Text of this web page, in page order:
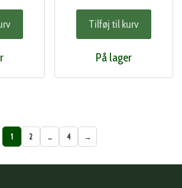
Tilføj til kurv
På lager
1 2 … 4 →